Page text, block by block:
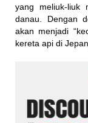
yang meliuk-liuk
danau. Dengan
akan menjadi
kereta api di